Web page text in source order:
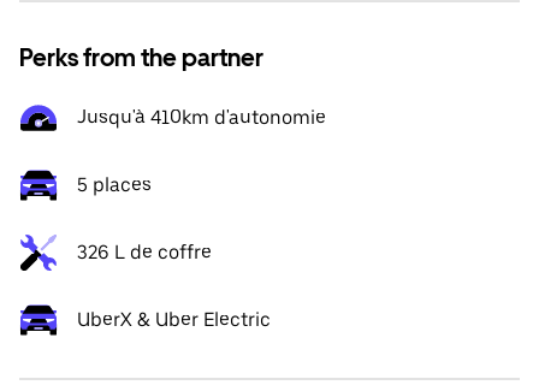
Perks from the partner
Jusqu'à 410km d'autonomie
5 places
326 L de coffre
UberX & Uber Electric